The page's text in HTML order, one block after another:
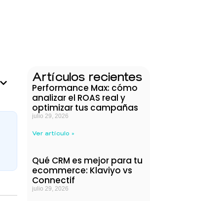
Artículos recientes
Performance Max: cómo
analizar el ROAS real y
optimizar tus campañas
julio 29, 2026
Ver artículo »
Qué CRM es mejor para tu
ecommerce: Klaviyo vs
Connectif
julio 29, 2026